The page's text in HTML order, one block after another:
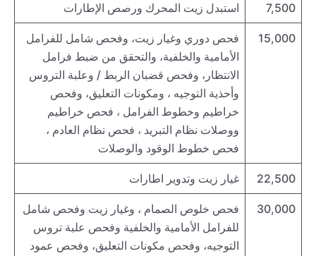
7,500 استبدل زيت المحرك ورصص الإطارات
15,000
فحص دوري وغيار زيت، وفحص شامل للفرامل
الأمامية والخلفية، والتحقق من ضبط فرامل
الانتظار، وفحص قضبان الربط / وعلبة التروس
وأحذية التوجيه ، ومكونات التعليق، وفحص
خراطيم وخطوط الفرامل ، فحص خراطيم
ووصلات نظام التبريد ، فحص نظام العادم ،
فحص خطوط الوقود والوصلات
22,500 غيار زيت وتدوير اطارات
30,000
فحص خلوص الصمام ، وغيار زيت وفحص شامل
للفرامل الأمامية والخلفية وفحص علبة تروس
التوجيه، وفحص مكونات التعليق، وفحص عمود